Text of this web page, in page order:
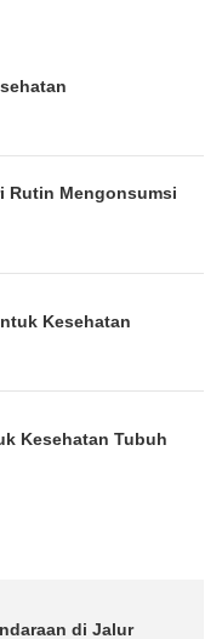
Rutin Mengonsumsi
Kesehatan
Kesehatan Tubuh
di Jalur